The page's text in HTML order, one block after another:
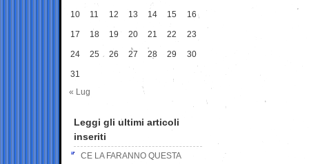
10 11 12 13 14 15 16
17 18 19 20 21 22 23
24 25 26 27 28 29 30
31
« Lug
Leggi gli ultimi articoli
inseriti
CE LA FARANNO QUESTA